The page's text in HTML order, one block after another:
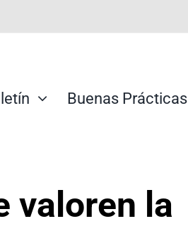
Buenas Prácticas
valoren la